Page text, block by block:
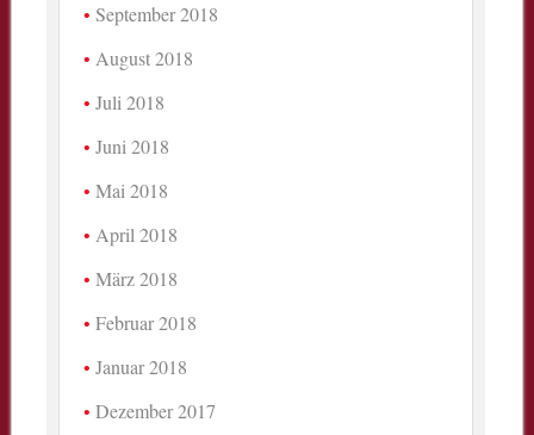
September 2018
August 2018
Juli 2018
Juni 2018
Mai 2018
April 2018
März 2018
Februar 2018
Januar 2018
Dezember 2017